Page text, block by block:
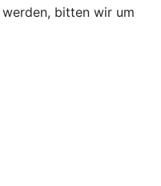
bitten wir um